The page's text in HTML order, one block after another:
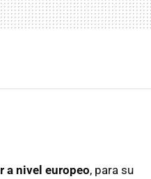
a nivel europeo, para su